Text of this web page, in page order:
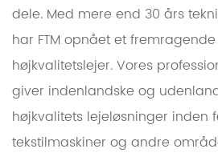
dele. Med mere end 30 års
har FTM opnået et
højkvalitetslejer. Vores
giver indenlandske og
højkvalitets lejeløsninger inden
tekstilmaskiner og andre